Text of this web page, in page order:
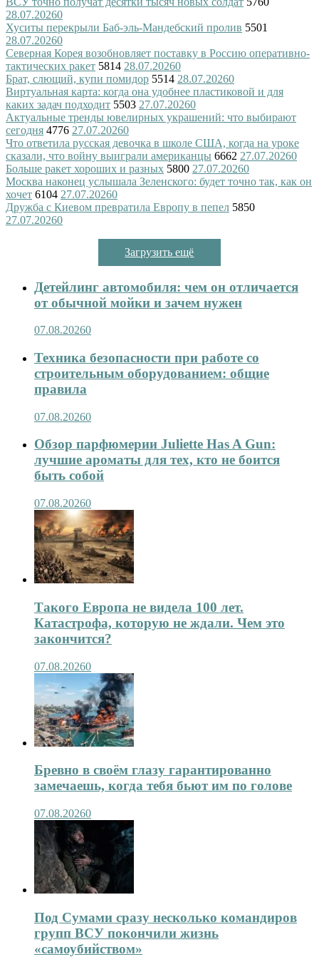
28.07.20260
Хуситы перекрыли Баб-эль-Мандебский пролив 5501
28.07.20260
Северная Корея возобновляет поставку в Россию оперативно-
тактических ракет 5814 28.07.20260
Брат, слющий, купи помидор 5514 28.07.20260
Виртуальная карта: когда она удобнее пластиковой и для
каких задач подходит 5503 27.07.20260
Актуальные тренды ювелирных украшений: что выбирают
сегодня 4776 27.07.20260
Что ответила русская девочка в школе США, когда на уроке
сказали, что войну выиграли американцы 6662 27.07.20260
Больше ракет хороших и разных 5800 27.07.20260
Москва наконец услышала Зеленского: будет точно так, как он
хочет 6104 27.07.20260
Дружба с Киевом превратила Европу в пепел 5850
27.07.20260
Загрузить ещё
Детейлинг автомобиля: чем он отличается
от обычной мойки и зачем нужен
07.08.20260
Техника безопасности при работе со
строительным оборудованием: общие
правила
07.08.20260
Обзор парфюмерии Juliette Has A Gun:
лучшие ароматы для тех, кто не боится
быть собой
07.08.20260
Такого Европа не видела 100 лет.
Катастрофа, которую не ждали. Чем это
закончится?
07.08.20260
Бревно в своём глазу гарантированно
замечаешь, когда тебя бьют им по голове
07.08.20260
Под Сумами сразу несколько командиров
групп ВСУ покончили жизнь
«самоубийством»